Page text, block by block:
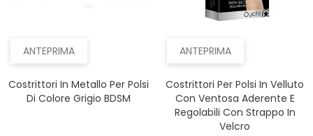
ANTEPRIMA
Costrittori In Metallo Per Polsi
Di Colore Grigio BDSM
ANTEPRIMA
Costrittori Per Polsi In Velluto
Con Ventosa Aderente E
Regolabili Con Strappo In
Velcro